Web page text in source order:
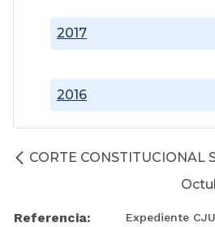
2016
2017
CORTE CONSTITUCIONAL
Referencia: Expediente